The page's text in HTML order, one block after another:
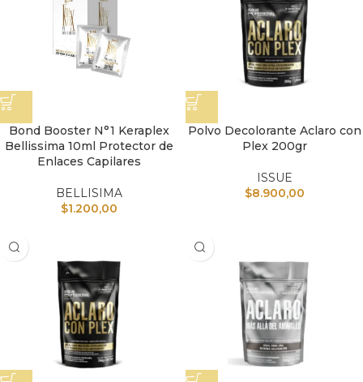
Bond Booster N°1 Keraplex
Bellissima 10ml Protector de
Enlaces Capilares
BELLISIMA
$1.200,00
Polvo Decolorante Aclaro con
Plex 200gr
ISSUE
$8.900,00